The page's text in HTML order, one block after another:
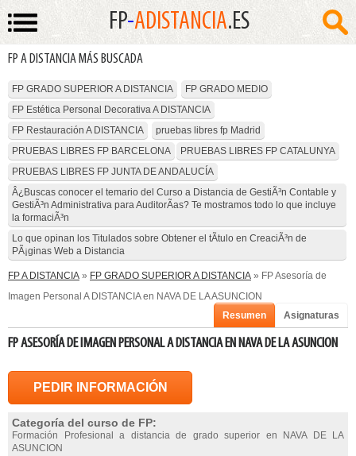
FP-ADISTANCIA.ES
FP A DISTANCIA MÁS BUSCADA
FP GRADO SUPERIOR A DISTANCIA
FP GRADO MEDIO
FP Estética Personal Decorativa A DISTANCIA
FP Restauración A DISTANCIA
pruebas libres fp Madrid
PRUEBAS LIBRES FP BARCELONA
PRUEBAS LIBRES FP CATALUNYA
PRUEBAS LIBRES FP JUNTA DE ANDALUCÍA
Â¿Buscas conocer el temario del Curso a Distancia de GestiÃ³n Contable y
GestiÃ³n Administrativa para AuditorÃ­as? Te mostramos todo lo que incluye
la formaciÃ³n
Lo que opinan los Titulados sobre Obtener el tÃ­tulo en CreaciÃ³n de
PÃ¡ginas Web a Distancia
FP A DISTANCIA » FP GRADO SUPERIOR A DISTANCIA » FP Asesoría de
Imagen Personal A DISTANCIA en NAVA DE LA ASUNCION
Resumen
Asignaturas
FP ASESORÍA DE IMAGEN PERSONAL A DISTANCIA EN NAVA DE LA ASUNCION
PEDIR INFORMACIÓN
Categoría del curso de FP:
Formación Profesional a distancia de grado superior en NAVA DE LA
ASUNCION